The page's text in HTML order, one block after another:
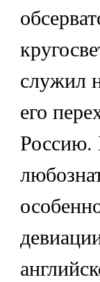
служил
его
Россию.